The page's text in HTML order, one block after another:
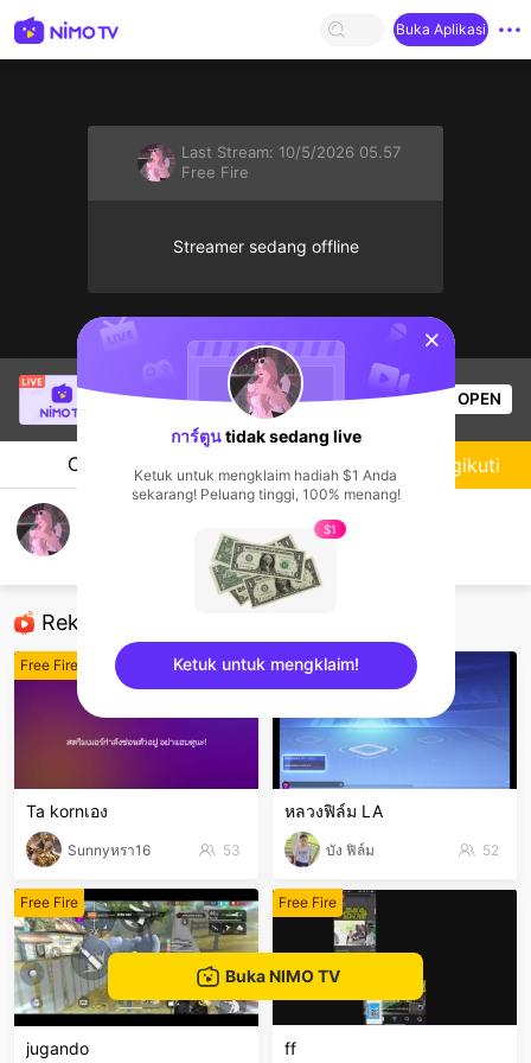
Buka Aplikasi
Last Stream: 10/5/2026 05.57
Free Fire
Streamer sedang offline
sedang siaran langsung!
Penonton OPEN
Chat Streamer
Rekomendasi
Free Fire
Ta kornเอง
Sunnyหรา16 53
Free Fire
หลวงฟิล์ม LA
บัง ฟิล์ม 52
Free Fire
jugando
Free Fire
ff
Mengikuti
Buka NIMO TV
sentinelStart
การ์ตูนtidak sedang live
Ketuk untuk mengklaim hadiah $1 Anda
sekarang! Peluang tinggi, 100% menang!
$1
Ketuk untuk mengklaim!